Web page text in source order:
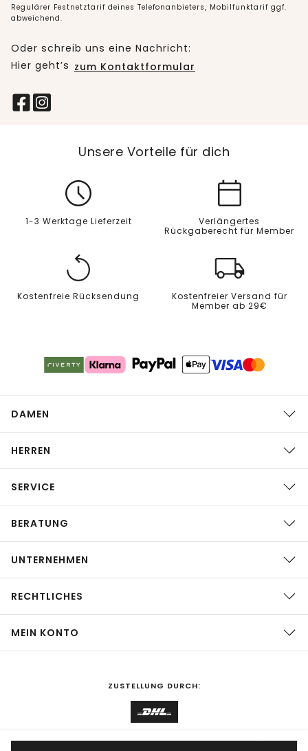
Regulärer Festnetztarif deines Telefonanbieters, Mobilfunktarif ggf.
abweichend.
Oder schreib uns eine Nachricht:
Hier geht’s zum Kontaktformular
Unsere Vorteile für dich
1-3 Werktage Lieferzeit
Verlängertes
Rückgaberecht für Member
Kostenfreie Rücksendung
Kostenfreier Versand für
Member ab 29€
DAMEN
HERREN
SERVICE
BERATUNG
UNTERNEHMEN
RECHTLICHES
MEIN KONTO
ZUSTELLUNG DURCH: